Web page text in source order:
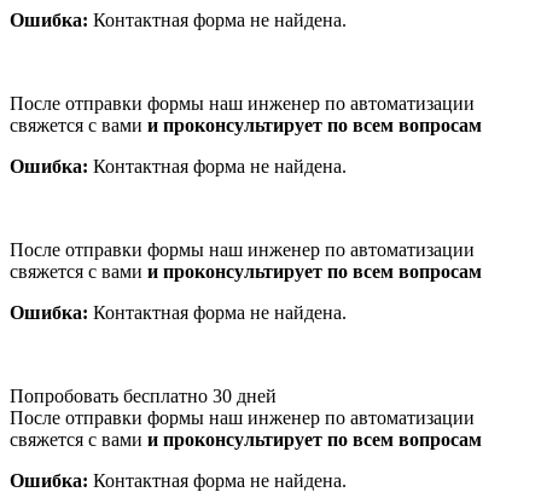
Ошибка: Контактная форма не найдена.
После отправки формы наш инженер по автоматизации
свяжется с вами и проконсультирует по всем вопросам
Ошибка: Контактная форма не найдена.
После отправки формы наш инженер по автоматизации
свяжется с вами и проконсультирует по всем вопросам
Ошибка: Контактная форма не найдена.
Попробовать бесплатно 30 дней
После отправки формы наш инженер по автоматизации
свяжется с вами и проконсультирует по всем вопросам
Ошибка: Контактная форма не найдена.